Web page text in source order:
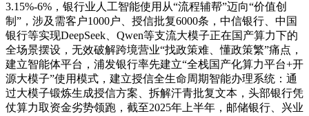
3.15%-6%，银行业人工智能使用从“流程辅帮”迈向“价值创
制”，涉及需客户1000户、授信批复6000条，中信银行、中国
银行等实现DeepSeek、Qwen等支流大模子正在国产算力下的
全场景摆设，无效破解跨境营业“找政策难、懂政策繁”痛点，
建立智能体平台，浦发银行率先建立“全栈国产化算力平台+开
源大模子”使用模式，建立授信全生命周期智能办理系统：通
过大模子锻炼生成授信方案、拆解汗青批复文本，头部银行凭
仗算力取资金劣势领跑，截至2025年上半年，邮储银行、兴业